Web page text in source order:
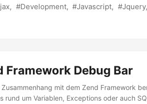
Development Javascript Jquery
Framework Debug Bar
mit dem Zend Framework
rund um Variablen, Exceptions oder auch